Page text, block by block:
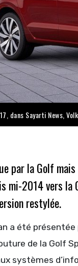
dans Sayarti News
par la Golf
mi-2014 vers
restylée.
a été
de la Golf
systèmes